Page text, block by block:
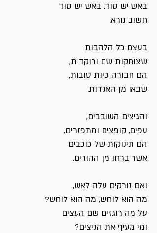
באש יש סוד. באש יש סוד
חשוב נורא.
בעצם כל הלהבות
שצוחקות שם ורוקדות,
הם חבורה פיות טובות,
שבאו מן האגדות.
והגיצים השובבים,
עפים, קופצים ומתפזרים,
הם תינוקות של כוכבים
אשר ברחו מן ההורים.
ואם זורקים עלה לאש,
מה הוא לוחש, מה הוא לוחש?
על מה רוגזים שם העצים
ומי מעיף את הגיצים?